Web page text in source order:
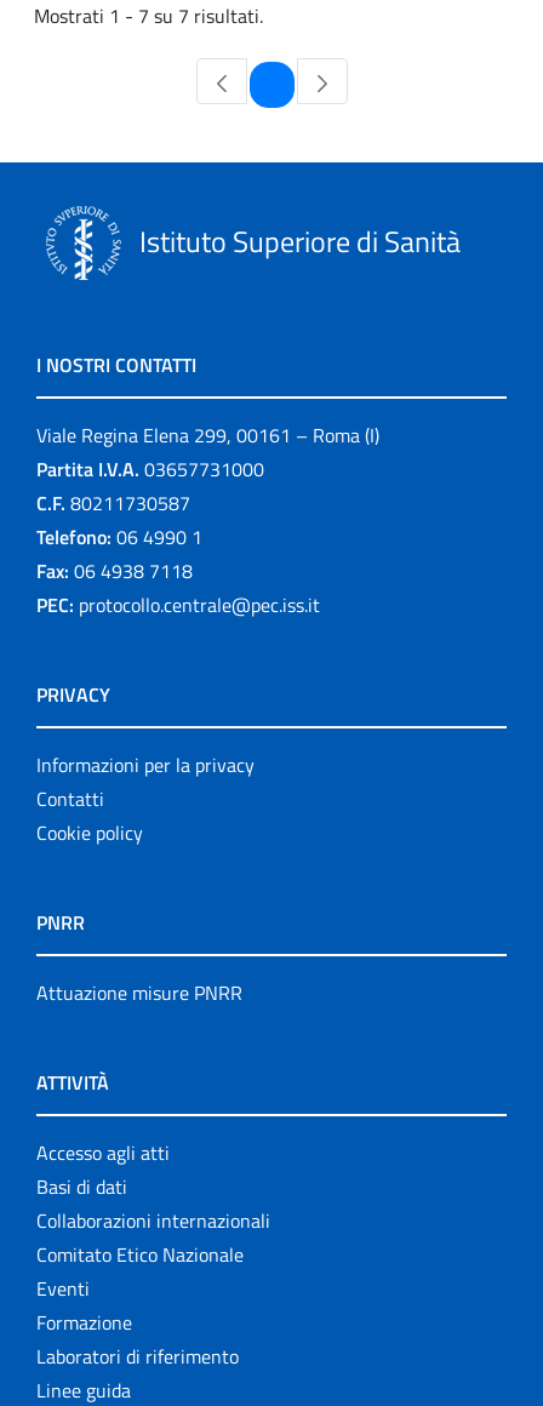
Mostrati 1 - 7 su 7 risultati.
Pagina
Istituto Superiore di Sanità
I NOSTRI CONTATTI
Viale Regina Elena 299, 00161 – Roma (I)
Partita I.V.A. 03657731000
C.F. 80211730587
Telefono: 06 4990 1
Fax: 06 4938 7118
PEC: protocollo.centrale@pec.iss.it
PRIVACY
Informazioni per la privacy
Contatti
Cookie policy
PNRR
Attuazione misure PNRR
ATTIVITÀ
Accesso agli atti
Basi di dati
Collaborazioni internazionali
Comitato Etico Nazionale
Eventi
Formazione
Laboratori di riferimento
Linee guida